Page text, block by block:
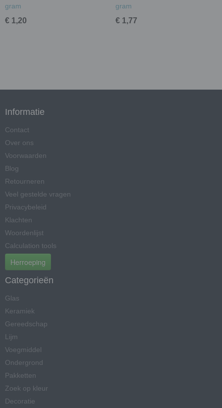
gram
€ 1,20
gram
€ 1,77
Informatie
Contact
Over ons
Voorwaarden
Blog
Retourneren
Veel gestelde vragen
Privacybeleid
Klachten
Woordenlijst
Calculation tools
Herroeping
Categorieën
Glas
Keramiek
Gereedschap
Lijm
Voegmiddel
Ondergrond
Pakketten
Zoek op kleur
Decoratie